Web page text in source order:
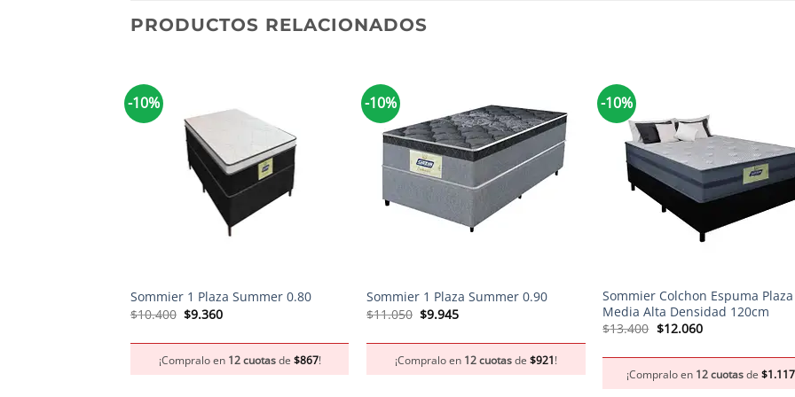
PRODUCTOS RELACIONADOS
-10%
Sommier 1 Plaza Summer 0.80
$10.400 El
$10.400.
$9.360El
$9.360.
¡Compralo en 12 cuotasde $867!
-10%
Sommier 1 Plaza Summer 0.90
$11.050 El
$11.050.
$9.945El
$9.945.
¡Compralo en 12 cuotasde $921!
-10%
Sommier Colchon Espuma Plaza
Media Alta Densidad 120cm
$13.400 El
$13.400.
$12.060El
$12.060.
¡Compralo en 12 cuotasde$1.117